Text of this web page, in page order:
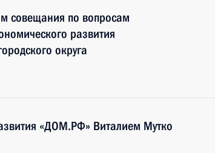
совещания по вопросам
развития
округа
«ДОМ.РФ» Виталием Мутко